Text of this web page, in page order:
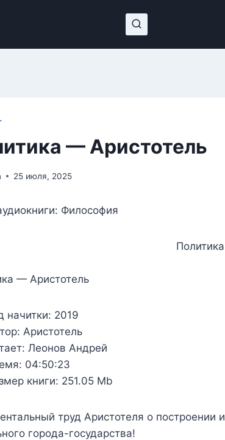
— Аристотель
25 июля, 2025
Философия
— Аристотель
начитки: 2019
Аристотель
Леонов Андрей
04:50:23
книги: 251.05 Mb
труд Аристотеля о
города-государства!